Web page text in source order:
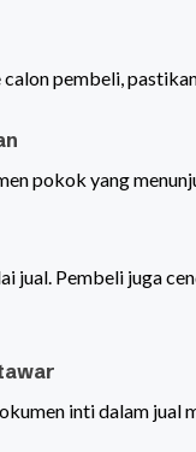
pembeli,
pokok yang
jual. Pembeli juga
inti dalam jual